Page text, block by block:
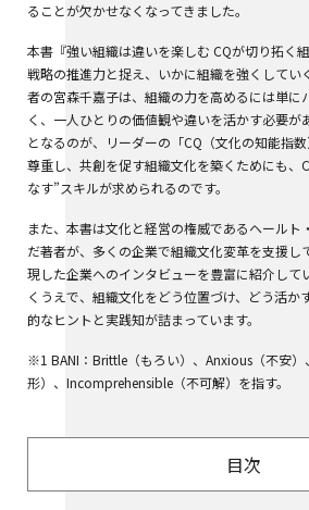
ることが欠かせなくなってきました。
本書『強い組織は違いを楽しむ CQが切り拓く
戦略の推進力と捉え、いかに組織を強くしてい
者の宮森千嘉子は、組織の力を高めるには単に
く、一人ひとりの価値観や違いを活かす必要が
となるのが、リーダーの「CQ（文化の知能指
尊重し、共創を促す組織文化を築くためにも、
なす”スキルが求められるのです。
また、本書は文化と経営の権威であるヘールト
だ著者が、多くの企業で組織文化変革を支援し
現した企業へのインタビューを豊富に紹介して
くうえで、組織文化をどう位置づけ、どう活か
的なヒントと実践知が詰まっています。
※1 BANI：Brittle（もろい）、Anxious（不安）
形）、Incomprehensible（不可解）を指す。
目次